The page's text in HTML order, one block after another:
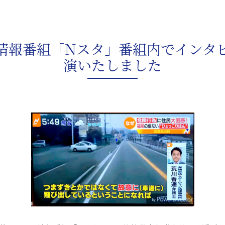
報番組「Nスタ」番組内でインタ
演いたしました